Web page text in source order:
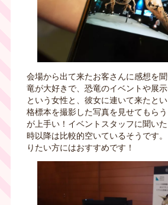
会場から出て来たお客さんに感想を
竜が大好きで、恐竜のイベントや展
という女性と、彼女に連いて来たと
格標本を撮影した写真を見せてもら
が上手い！イベントスタッフに聞い
時以降は比較的空いているそうです
りたい方にはおすすめです！